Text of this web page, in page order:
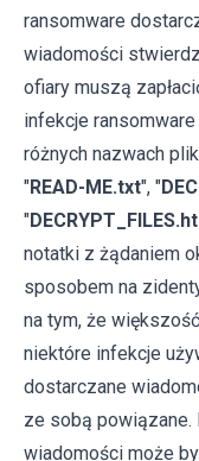
ransomware
wiadomości
ofiary muszą
infekcje
różnych nazwach
"READ-ME.txt", "
"
notatki z żądaniem
sposobem na
na tym, że
niektóre infekcje
dostarczane
ze sobą powiązane.
wiadomości może